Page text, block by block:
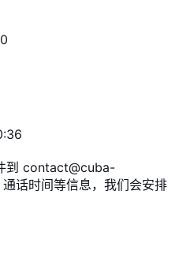
到 contact@cuba-
话时间等信息，我们会安排